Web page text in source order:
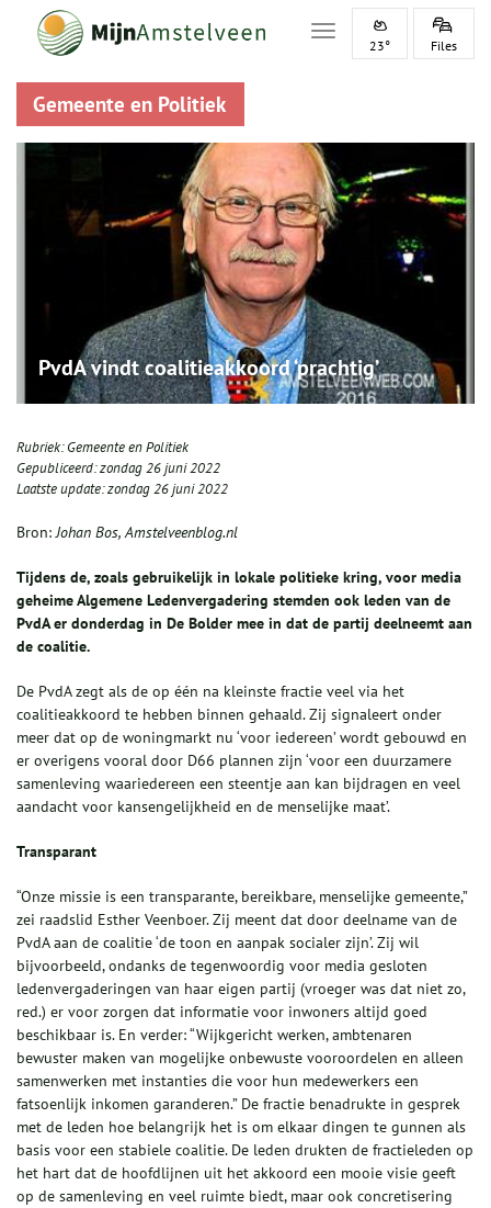
Toggle navigation
23° Files
Gemeente en Politiek
PvdA vindt coalitieakkoord ‘prachtig’
Rubriek:Gemeente en Politiek
Gepubliceerd:zondag 26 juni 2022
Laatste update:zondag 26 juni 2022
Bron:Johan Bos, Amstelveenblog.nl
Tijdens de, zoals gebruikelijk in lokale politieke kring, voor media
geheime Algemene Ledenvergadering stemden ook leden van de
PvdA er donderdag in De Bolder mee in dat de partij deelneemt aan
de coalitie.
De PvdA zegt als de op één na kleinste fractie veel via het
coalitieakkoord te hebben binnen gehaald. Zij signaleert onder
meer dat op de woningmarkt nu ‘voor iedereen’ wordt gebouwd en
er overigens vooral door D66 plannen zijn ‘voor een duurzamere
samenleving waariedereen een steentje aan kan bijdragen en veel
aandacht voor kansengelijkheid en de menselijke maat’.
Transparant
“Onze missie is een transparante, bereikbare, menselijke gemeente,”
zei raadslid Esther Veenboer. Zij meent dat door deelname van de
PvdA aan de coalitie ‘de toon en aanpak socialer zijn’. Zij wil
bijvoorbeeld, ondanks de tegenwoordig voor media gesloten
ledenvergaderingen van haar eigen partij (vroeger was dat niet zo,
red.) er voor zorgen dat informatie voor inwoners altijd goed
beschikbaar is. En verder: “Wijkgericht werken, ambtenaren
bewuster maken van mogelijke onbewuste vooroordelen en alleen
samenwerken met instanties die voor hun medewerkers een
fatsoenlijk inkomen garanderen.” De fractie benadrukte in gesprek
met de leden hoe belangrijk het is om elkaar dingen te gunnen als
basis voor een stabiele coalitie. De leden drukten de fractieleden op
het hart dat de hoofdlijnen uit het akkoord een mooie visie geeft
op de samenleving en veel ruimte biedt, maar ook concretisering